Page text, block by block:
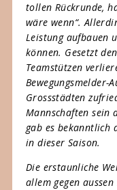
tollen Rückrunde,
wäre wenn“.
Leistung aufbauen
können. Gesetzt
Teamstützen
Bewegungsmelder-
Grossstädten
Mannschaften sein
gab es bekanntlich
in dieser Saison.
Die erstaunliche
allem gegen